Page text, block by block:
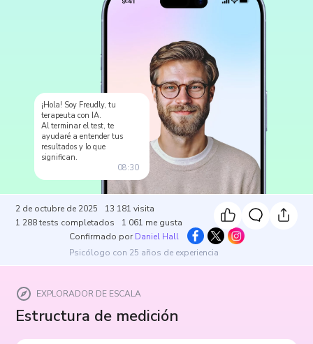
¡Hola! Soy Freudly, tu
terapeuta con IA.
Al terminar el test, te
ayudaré a entender tus
resultados y lo que
significan.
08:30
2 de octubre de 2025 13 181 visita
1 288 tests completados 1 061 me gusta
Confirmado por Daniel Hall
Psicólogo con 25 años de experiencia
EXPLORADOR DE ESCALA
Estructura de medición